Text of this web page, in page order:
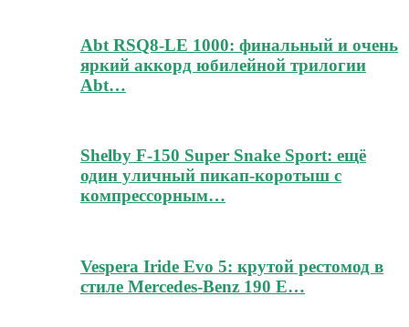
Abt RSQ8-LE 1000: финальный и очень
яркий аккорд юбилейной трилогии
Abt…
Shelby F-150 Super Snake Sport: ещё
один уличный пикап-коротыш с
компрессорным…
Vespera Iride Evo 5: крутой рестомод в
стиле Mercedes-Benz 190 E…